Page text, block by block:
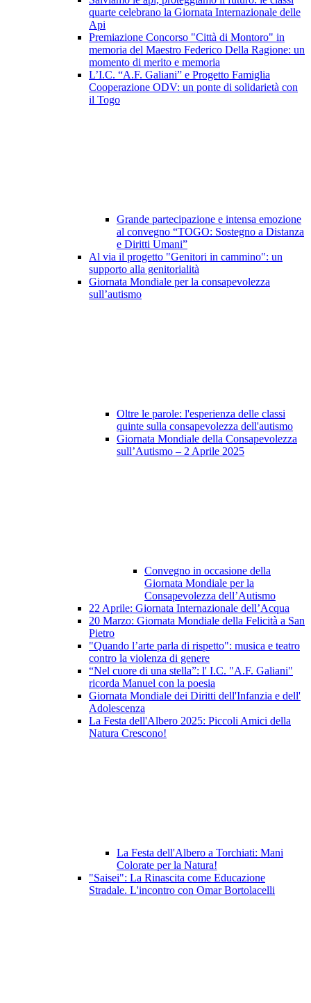
quarte celebrano la Giornata Internazionale delle
Api
Premiazione Concorso "Città di Montoro" in
memoria del Maestro Federico Della Ragione: un
momento di merito e memoria
L’I.C. “A.F. Galiani” e Progetto Famiglia
Cooperazione ODV: un ponte di solidarietà con
il Togo
Grande partecipazione e intensa emozione
al convegno “TOGO: Sostegno a Distanza
e Diritti Umani”
Al via il progetto "Genitori in cammino": un
supporto alla genitorialità
Giornata Mondiale per la consapevolezza
sull’autismo
Oltre le parole: l'esperienza delle classi
quinte sulla consapevolezza dell'autismo
Giornata Mondiale della Consapevolezza
sull’Autismo – 2 Aprile 2025
Convegno in occasione della
Giornata Mondiale per la
Consapevolezza dell’Autismo
22 Aprile: Giornata Internazionale dell’Acqua
20 Marzo: Giornata Mondiale della Felicità a San
Pietro
"Quando l’arte parla di rispetto": musica e teatro
contro la violenza di genere
“Nel cuore di una stella”: l' I.C. "A.F. Galiani"
ricorda Manuel con la poesia
Giornata Mondiale dei Diritti dell'Infanzia e dell'
Adolescenza
La Festa dell'Albero 2025: Piccoli Amici della
Natura Crescono!
La Festa dell'Albero a Torchiati: Mani
Colorate per la Natura!
"Saisei": La Rinascita come Educazione
Stradale. L'incontro con Omar Bortolacelli